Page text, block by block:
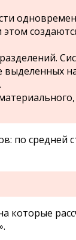
выделенных
по средней
которые